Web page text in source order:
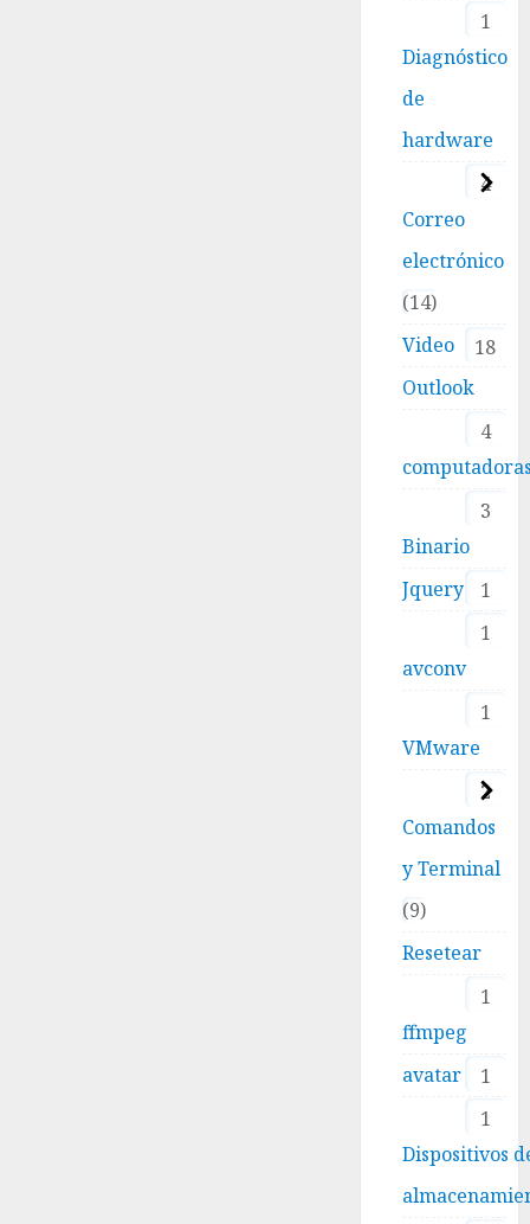
1
Diagnóstico
de
hardware
4
Correo
electrónico
14
Video
18
Outlook
4
3
Binario
1
Jquery
1
avconv
1
VMware
2
Comandos
y Terminal
9
Resetear
1
ffmpeg
1
avatar
1
Dispositivos